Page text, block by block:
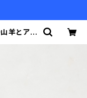
羊とアー